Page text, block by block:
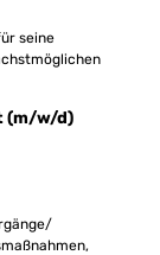
seine
(m/w/d)